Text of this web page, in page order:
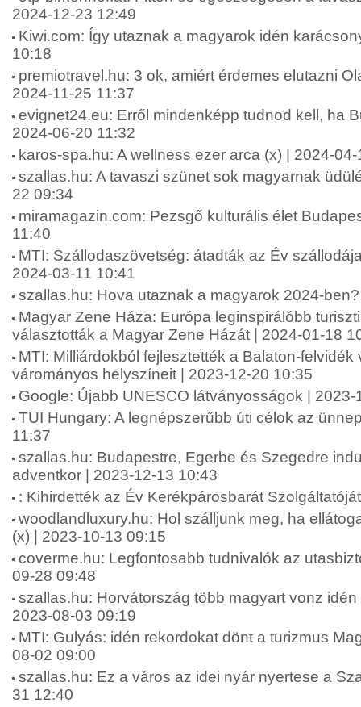
2024-12-23 12:49
Kiwi.com: Így utaznak a magyarok idén
10:18
premiotravel.hu: 3 ok, amiért érdemes elutazni
2024-11-25 11:37
evignet24.eu: Erről mindenképp tudnod kell, ha
2024-06-20 11:32
karos-spa.hu: A wellness ezer arca (x) | 2024-04-
szallas.hu: A tavaszi szünet sok magyarnak
22 09:34
miramagazin.com: Pezsgő kulturális élet
11:40
MTI: Szállodaszövetség: átadták az Év
2024-03-11 10:41
szallas.hu: Hova utaznak a magyarok 2024-
Magyar Zene Háza: Európa leginspirálóbb
választották a Magyar Zene Házát | 2024-01-18
MTI: Milliárdokból fejlesztették a Balaton-felvidék
várományos helyszíneit | 2023-12-20 10:35
Google: Újabb UNESCO látványosságok | 2023-
TUI Hungary: A legnépszerűbb úti célok az
11:37
szallas.hu: Budapestre, Egerbe és Szegedre
adventkor | 2023-12-13 10:43
: Kihirdették az Év Kerékpárosbarát
woodlandluxury.hu: Hol szálljunk meg, ha
(x) | 2023-10-13 09:15
coverme.hu: Legfontosabb tudnivalók az
09-28 09:48
szallas.hu: Horvátország több magyart vonz
2023-08-03 09:19
MTI: Gulyás: idén rekordokat dönt a turizmus
08-02 09:00
szallas.hu: Ez a város az idei nyár nyertese a
31 12:40